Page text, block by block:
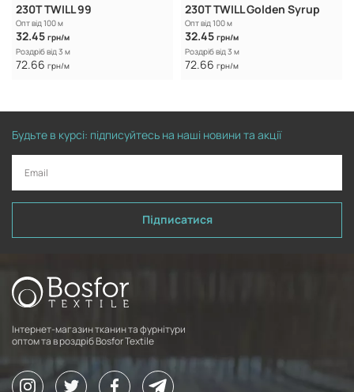
230T TWILL 99
Опт від 100 м
32.45 грн/м
Роздріб від 3 м
72.66 грн/м
230T TWILL Golden Syrup
Опт від 100 м
32.45 грн/м
Роздріб від 3 м
72.66 грн/м
Будьте в курсі: підписуйтесь на наші новини та акції
Підписатися
Інтернет-магазин тканин та фурнітури
оптом та в роздріб Bosfor Textile